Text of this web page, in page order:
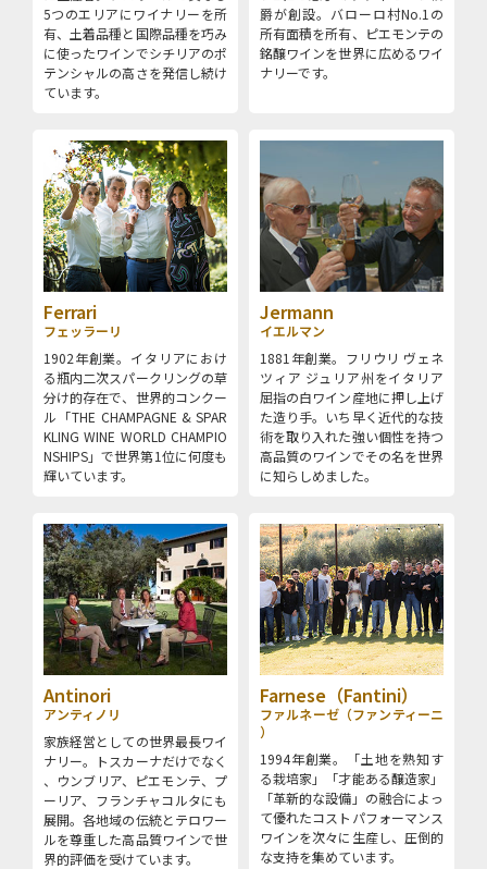
5つのエリアにワイナリーを所
有、土着品種と国際品種を巧み
に使ったワインでシチリアのポ
テンシャルの高さを発信し続け
ています。
爵が創設。バローロ村No.1の
所有面積を所有、ピエモンテの
銘醸ワインを世界に広めるワイ
ナリーです。
Ferrari
フェッラーリ
1902年創業。イタリアにおけ
る瓶内二次スパークリングの草
分け的存在で、世界的コンクー
ル「THE CHAMPAGNE & SPAR
KLING WINE WORLD CHAMPIO
NSHIPS」で世界第1位に何度も
輝いています。
Jermann
イエルマン
1881年創業。フリウリ ヴェネ
ツィア ジュリア州をイタリア
屈指の白ワイン産地に押し上げ
た造り手。いち早く近代的な技
術を取り入れた強い個性を持つ
高品質のワインでその名を世界
に知らしめました。
Antinori
アンティノリ
家族経営としての世界最長ワイ
ナリー。トスカーナだけでなく
、ウンブリア、ピエモンテ、プ
ーリア、フランチャコルタにも
展開。各地域の伝統とテロワー
ルを尊重した高品質ワインで世
界的評価を受けています。
Farnese（Fantini）
ファルネーゼ（ファンティーニ
）
1994年創業。「土地を熟知す
る栽培家」「才能ある醸造家」
「革新的な設備」の融合によっ
て優れたコストパフォーマンス
ワインを次々に生産し、圧倒的
な支持を集めています。